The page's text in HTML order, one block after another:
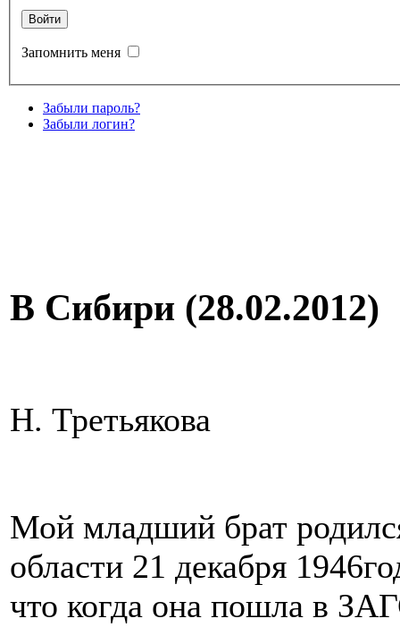
Запомнить меня
Забыли пароль?
Забыли логин?
В Сибири (28.02.2012)
Н. Третьякова
Мой младший брат
области 21 декабря
что когда она пошла в